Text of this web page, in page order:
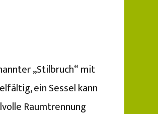
„Stilbruch“ mit
ein Sessel kann
Raumtrennung